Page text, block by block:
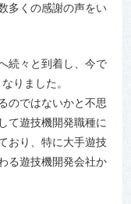
多くの感謝の声をい
続々と到着し、今で
なりました。
のではないかと不思
て遊技機開発職種に
おり、特に大手遊技
る遊技機開発会社か